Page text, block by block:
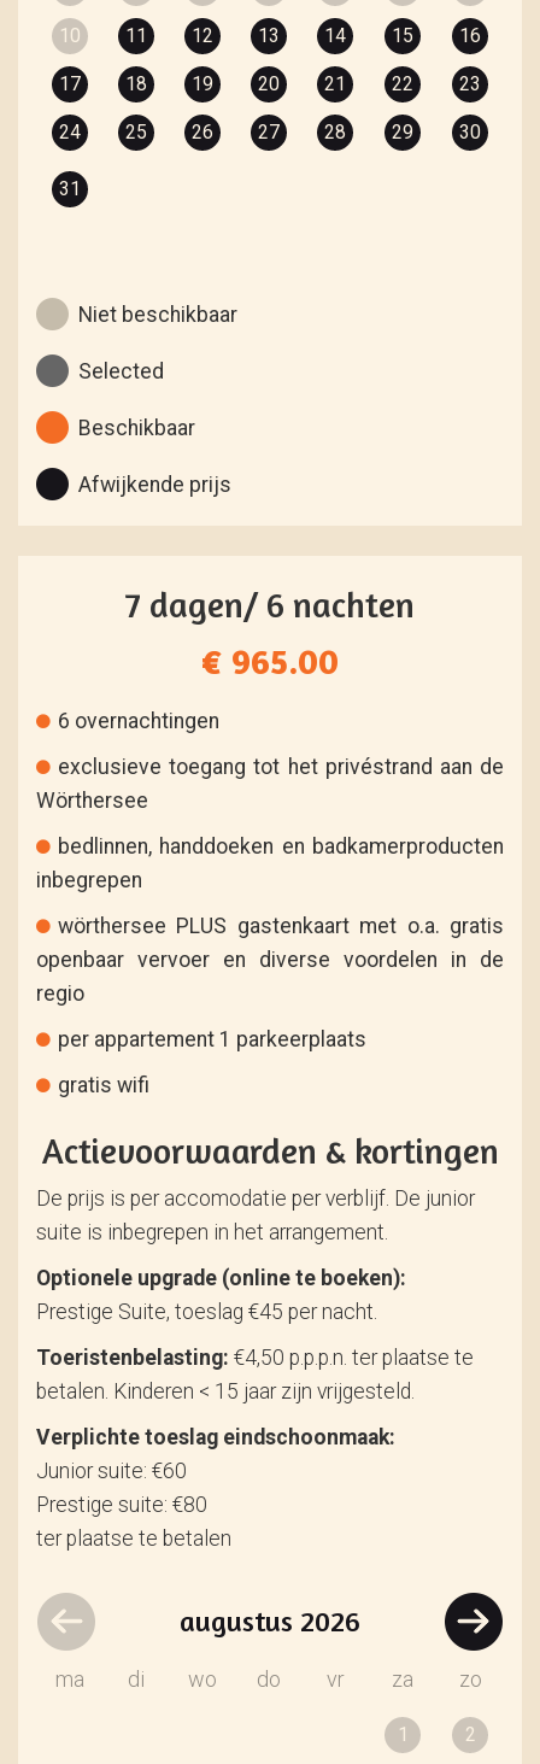
10 11 12 13 14 15 16
17 18 19 20 21 22 23
24 25 26 27 28 29 30
31
Niet beschikbaar
Selected
Beschikbaar
Afwijkende prijs
7 dagen/ 6 nachten
€ 965.00
6 overnachtingen
exclusieve toegang tot het privéstrand aan de
Wörthersee
bedlinnen, handdoeken en badkamerproducten
inbegrepen
wörthersee PLUS gastenkaart met o.a. gratis
openbaar vervoer en diverse voordelen in de
regio
per appartement 1 parkeerplaats
gratis wifi
Actievoorwaarden & kortingen
De prijs is per accomodatie per verblijf. De junior
suite is inbegrepen in het arrangement.
Optionele upgrade (online te boeken):
Prestige Suite, toeslag €45 per nacht.
Toeristenbelasting: €4,50 p.p.p.n. ter plaatse te
betalen. Kinderen < 15 jaar zijn vrijgesteld.
Verplichte toeslag eindschoonmaak:
Junior suite: €60
Prestige suite: €80
ter plaatse te betalen
augustus 2026
ma di wo do vr za zo
1 2